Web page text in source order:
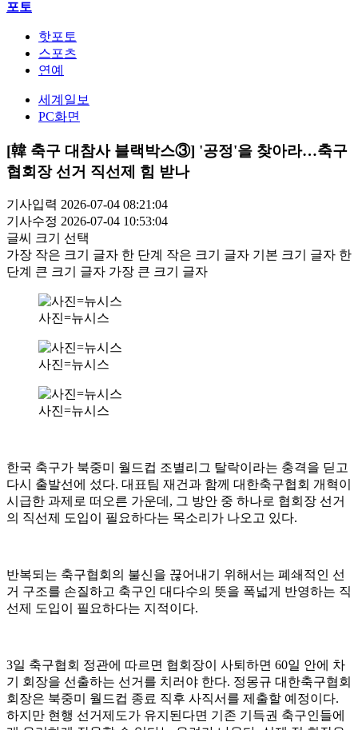
포토
핫포토
스포츠
연예
세계일보
PC화면
[韓 축구 대참사 블랙박스③] '공정'을 찾아라…축구
협회장 선거 직선제 힘 받나
기사입력 2026-07-04 08:21:04
기사수정 2026-07-04 10:53:04
글씨 크기 선택
가장 작은 크기 글자 한 단계 작은 크기 글자 기본 크기 글자 한
단계 큰 크기 글자 가장 큰 크기 글자
사진=뉴시스
사진=뉴시스
사진=뉴시스
한국 축구가 북중미 월드컵 조별리그 탈락이라는 충격을 딛고
다시 출발선에 섰다. 대표팀 재건과 함께 대한축구협회 개혁이
시급한 과제로 떠오른 가운데, 그 방안 중 하나로 협회장 선거
의 직선제 도입이 필요하다는 목소리가 나오고 있다.
반복되는 축구협회의 불신을 끊어내기 위해서는 폐쇄적인 선
거 구조를 손질하고 축구인 대다수의 뜻을 폭넓게 반영하는 직
선제 도입이 필요하다는 지적이다.
3일 축구협회 정관에 따르면 협회장이 사퇴하면 60일 안에 차
기 회장을 선출하는 선거를 치러야 한다. 정몽규 대한축구협회
회장은 북중미 월드컵 종료 직후 사직서를 제출할 예정이다.
하지만 현행 선거제도가 유지된다면 기존 기득권 축구인들에